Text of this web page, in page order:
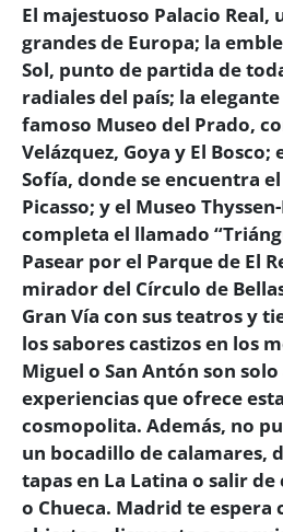
El majestuoso Palacio Real,
grandes de Europa; la
Sol, punto de partida de
radiales del país; la
famoso Museo del Prado,
Velázquez, Goya y El Bosco;
Sofía, donde se encuentra
Picasso; y el Museo
completa el llamado
Pasear por el Parque de El
mirador del Círculo de
Gran Vía con sus teatros y
los sabores castizos en los
Miguel o San Antón son
experiencias que ofrece
cosmopolita. Además, no
un bocadillo de calamares,
tapas en La Latina o salir de
o Chueca. Madrid te espera